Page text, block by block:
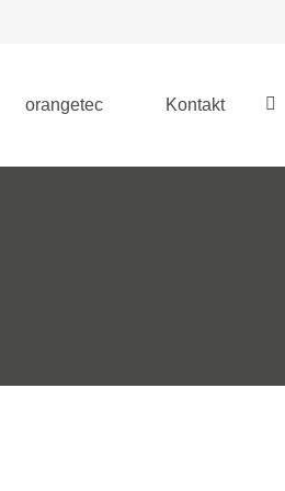
orangetec Kontakt